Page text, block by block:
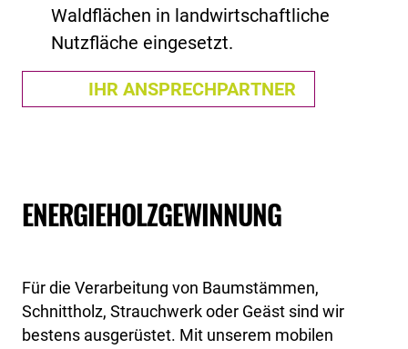
Waldflächen in landwirtschaftliche
Nutzfläche eingesetzt.
IHR ANSPRECHPARTNER
ENERGIEHOLZGEWINNUNG
Für die Verarbeitung von Baumstämmen,
Schnittholz, Strauchwerk oder Geäst sind wir
bestens ausgerüstet. Mit unserem mobilen